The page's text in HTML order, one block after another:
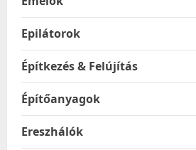
Epilátorok
Építkezés & Felújítás
Építőanyagok
Ereszhálók